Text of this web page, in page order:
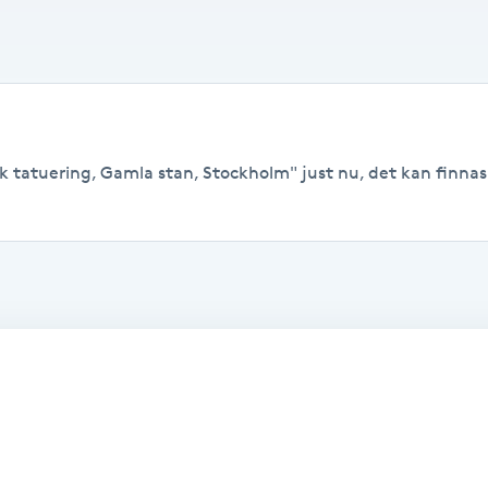
Gamla stan, Stockholm" just nu, det kan